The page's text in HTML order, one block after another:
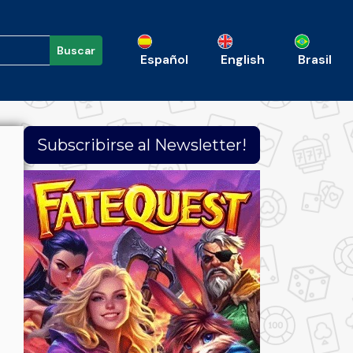
Buscar
Español English Brasil
Subscribirse al Newsletter!